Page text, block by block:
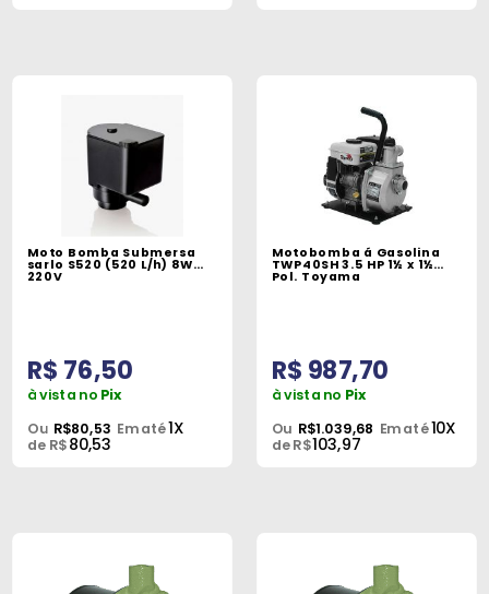
Moto Bomba Submersa
sarlo S520 (520 L/h) 8W
220V
R$ 76,50
à vista no Pix
Ou R$80,53 Em até1X
de R$80,53
Motobomba á Gasolina
TWP40SH 3.5 HP 1½ x 1½
Pol. Toyama
R$ 987,70
à vista no Pix
Ou R$1.039,68 Em até10X
de R$103,97